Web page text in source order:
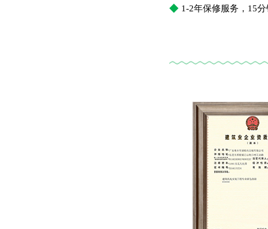
◆ 1-2年保修服务，15